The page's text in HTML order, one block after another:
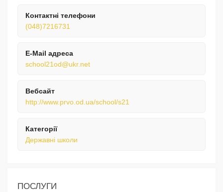
Контактні телефони
(048)7216731
E-Mail адреса
school21od@ukr.net
Вебсайт
http://www.prvo.od.ua/school/s21
Категорії
Державні школи
ПОСЛУГИ